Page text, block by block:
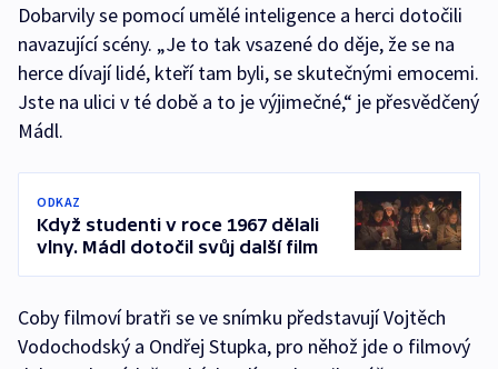
Dobarvily se pomocí umělé inteligence a herci dotočili
navazující scény. „Je to tak vsazené do děje, že se na
herce dívají lidé, kteří tam byli, se skutečnými emocemi.
Jste na ulici v té době a to je výjimečné,“ je přesvědčený
Mádl.
ODKAZ
Když studenti v roce 1967 dělali
vlny. Mádl dotočil svůj další film
Coby filmoví bratři se ve snímku představují Vojtěch
Vodochodský a Ondřej Stupka, pro něhož jde o filmový